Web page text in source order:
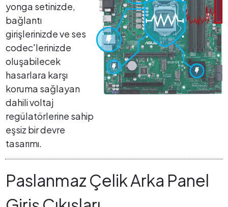
yonga setinizde,
bağlantı
girişlerinizde ve ses
codec'lerinizde
oluşabilecek
hasarlara karşı
koruma sağlayan
dahili voltaj
regülatörlerine sahip
eşsiz bir devre
tasarımı.
Paslanmaz Çelik Arka Panel